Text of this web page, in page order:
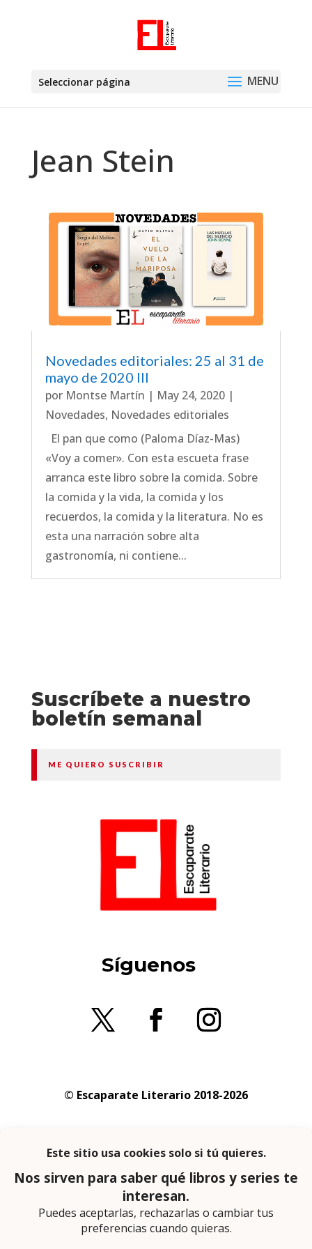
Seleccionar página
Jean Stein
Novedades editoriales: 25 al 31 de
mayo de 2020 III
por Montse Martín | May 24, 2020|
Novedades, Novedades editoriales
El pan que como (Paloma Díaz-Mas)
«Voy a comer». Con esta escueta frase
arranca este libro sobre la comida. Sobre
la comida y la vida, la comida y los
recuerdos, la comida y la literatura. No es
esta una narración sobre alta
gastronomía, ni contiene...
Suscríbete a nuestro
boletín semanal
ME QUIERO SUSCRIBIR
Síguenos
© Escaparate Literario 2018-2026
privacidad
En calidad de afiliado de Amazon obtengo
ingresos por las compras adscritas que